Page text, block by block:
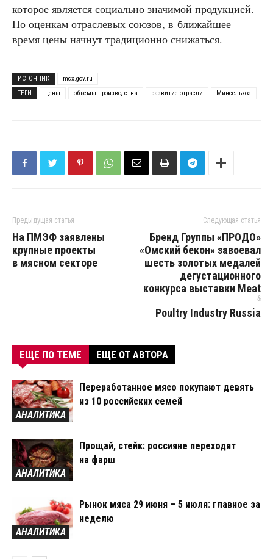
которое является социально значимой продукцией.
По оценкам отраслевых союзов, в ближайшее
время цены начнут традиционно снижаться.
ИСТОЧНИК
mcx.gov.ru
ТЕГИ
цены объемы производства развитие отрасли Минсельхоз
Предыдущая статья
На ПМЭФ заявлены
крупные проекты
в мясном секторе
Следующая статья
Бренд Группы «ПРОДО»
«Омский бекон» завоевал
шесть золотых медалей
дегустационного
конкурса выставки Meat
&
Poultry Industry Russia
ЕЩЕ ПО ТЕМЕ ЕЩЕ ОТ АВТОРА
АНАЛИТИКА
Переработанное мясо покупают девять
из 10 российских семей
АНАЛИТИКА
Прощай, стейк: россияне переходят
на фарш
АНАЛИТИКА
Рынок мяса 29 июня – 5 июля: главное за
неделю